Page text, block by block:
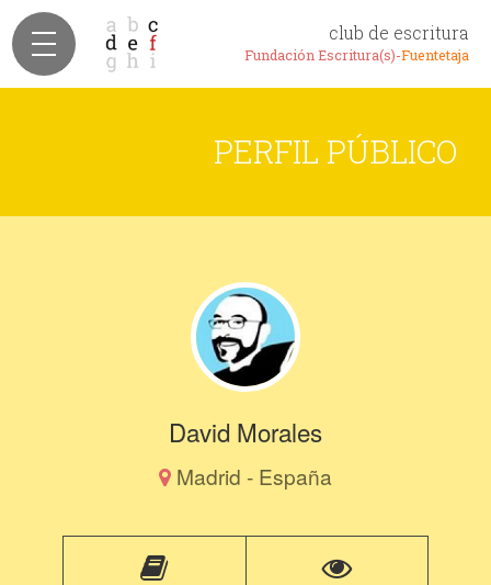
club de escritura
Fundación Escritura(s)-Fuentetaja
PERFIL PÚBLICO
David Morales
Madrid - España